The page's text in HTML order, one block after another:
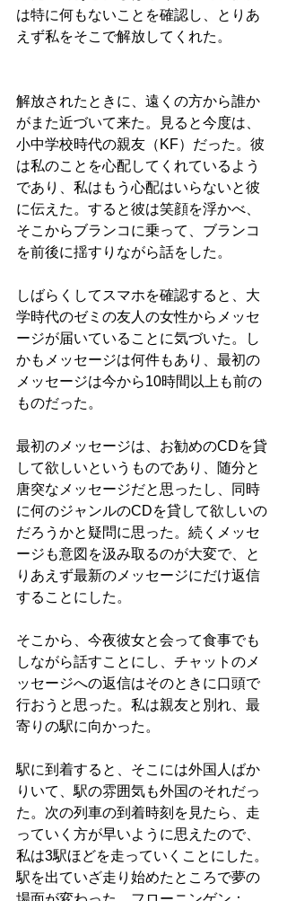
は特に何もないことを確認し、とりあ
えず私をそこで解放してくれた。
解放されたときに、遠くの方から誰か
がまた近づいて来た。見ると今度は、
小中学校時代の親友（KF）だった。彼
は私のことを心配してくれているよう
であり、私はもう心配はいらないと彼
に伝えた。すると彼は笑顔を浮かべ、
そこからブランコに乗って、ブランコ
を前後に揺すりながら話をした。
しばらくしてスマホを確認すると、大
学時代のゼミの友人の女性からメッセ
ージが届いていることに気づいた。し
かもメッセージは何件もあり、最初の
メッセージは今から10時間以上も前の
ものだった。
最初のメッセージは、お勧めのCDを貸
して欲しいというものであり、随分と
唐突なメッセージだと思ったし、同時
に何のジャンルのCDを貸して欲しいの
だろうかと疑問に思った。続くメッセ
ージも意図を汲み取るのが大変で、と
りあえず最新のメッセージにだけ返信
することにした。
そこから、今夜彼女と会って食事でも
しながら話すことにし、チャットのメ
ッセージへの返信はそのときに口頭で
行おうと思った。私は親友と別れ、最
寄りの駅に向かった。
駅に到着すると、そこには外国人ばか
りいて、駅の雰囲気も外国のそれだっ
た。次の列車の到着時刻を見たら、走
っていく方が早いように思えたので、
私は3駅ほどを走っていくことにした。
駅を出ていざ走り始めたところで夢の